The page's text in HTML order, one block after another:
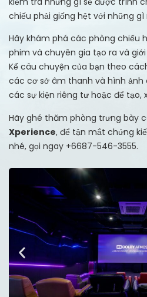
chiếu phải giống hệt với những
Hãy khám phá các phòng chiếu
phim và chuyên gia tạo ra và
Kể câu chuyện của bạn theo
các cơ sở âm thanh và hình
các sự kiện riêng tư hoặc để tạo,
Hãy ghé thăm phòng trưng bày
Xperience, để tận mắt chứng
nhé, gọi ngay +6687-546-3555.